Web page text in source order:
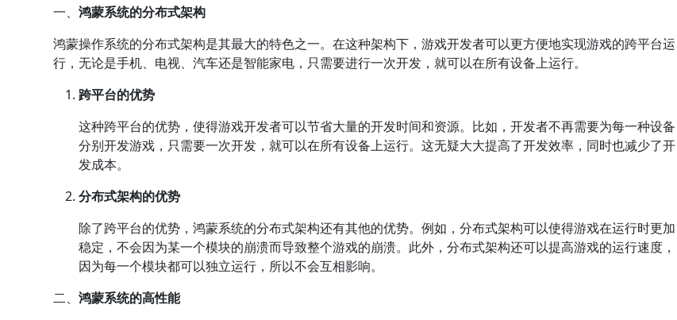
一、鸿蒙系统的分布式架构
鸿蒙操作系统的分布式架构是其最大的特色之一。在这种架构下，游戏开发者可以更方便地实现游戏的跨平台运
行，无论是手机、电视、汽车还是智能家电，只需要进行一次开发，就可以在所有设备上运行。
跨平台的优势
这种跨平台的优势，使得游戏开发者可以节省大量的开发时间和资源。比如，开发者不再需要为每一种设备
分别开发游戏，只需要一次开发，就可以在所有设备上运行。这无疑大大提高了开发效率，同时也减少了开
发成本。
分布式架构的优势
除了跨平台的优势，鸿蒙系统的分布式架构还有其他的优势。例如，分布式架构可以使得游戏在运行时更加
稳定，不会因为某一个模块的崩溃而导致整个游戏的崩溃。此外，分布式架构还可以提高游戏的运行速度，
因为每一个模块都可以独立运行，所以不会互相影响。
二、鸿蒙系统的高性能